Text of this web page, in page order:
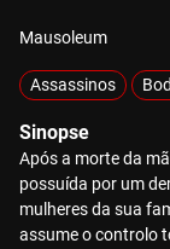
Mausoleum
Assassinos
Sinopse
Após a morte da
possuída por um
mulheres da sua
assume o controlo